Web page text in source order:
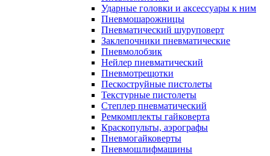
Ударные головки и аксессуары к ним
Пневмошарожницы
Пневматический шуруповерт
Заклепочники пневматические
Пневмолобзик
Нейлер пневматический
Пневмотрещотки
Пескоструйные пистолеты
Текстурные пистолеты
Степлер пневматический
Ремкомплекты гайковерта
Краскопульты, аэрографы
Пневмогайковерты
Пневмошлифмашины